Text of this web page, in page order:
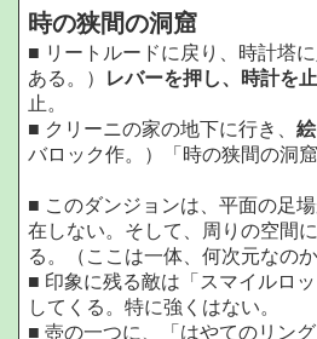
時の狭間の洞窟
■ リートルードに戻り、時計塔
ある。）
レバーを押し、時計を止
止。
■ クリーニの家の地下に行き、
バロック作。）「時の狭間の洞窟
■ このダンジョンは、平面の足
在しない。そして、周りの空間
る。（ここは一体、何次元なのか
■ 印象に残る敵は「スマイルロ
してくる。特に強くはない。
■ 壺の一つに、「はやてのリング